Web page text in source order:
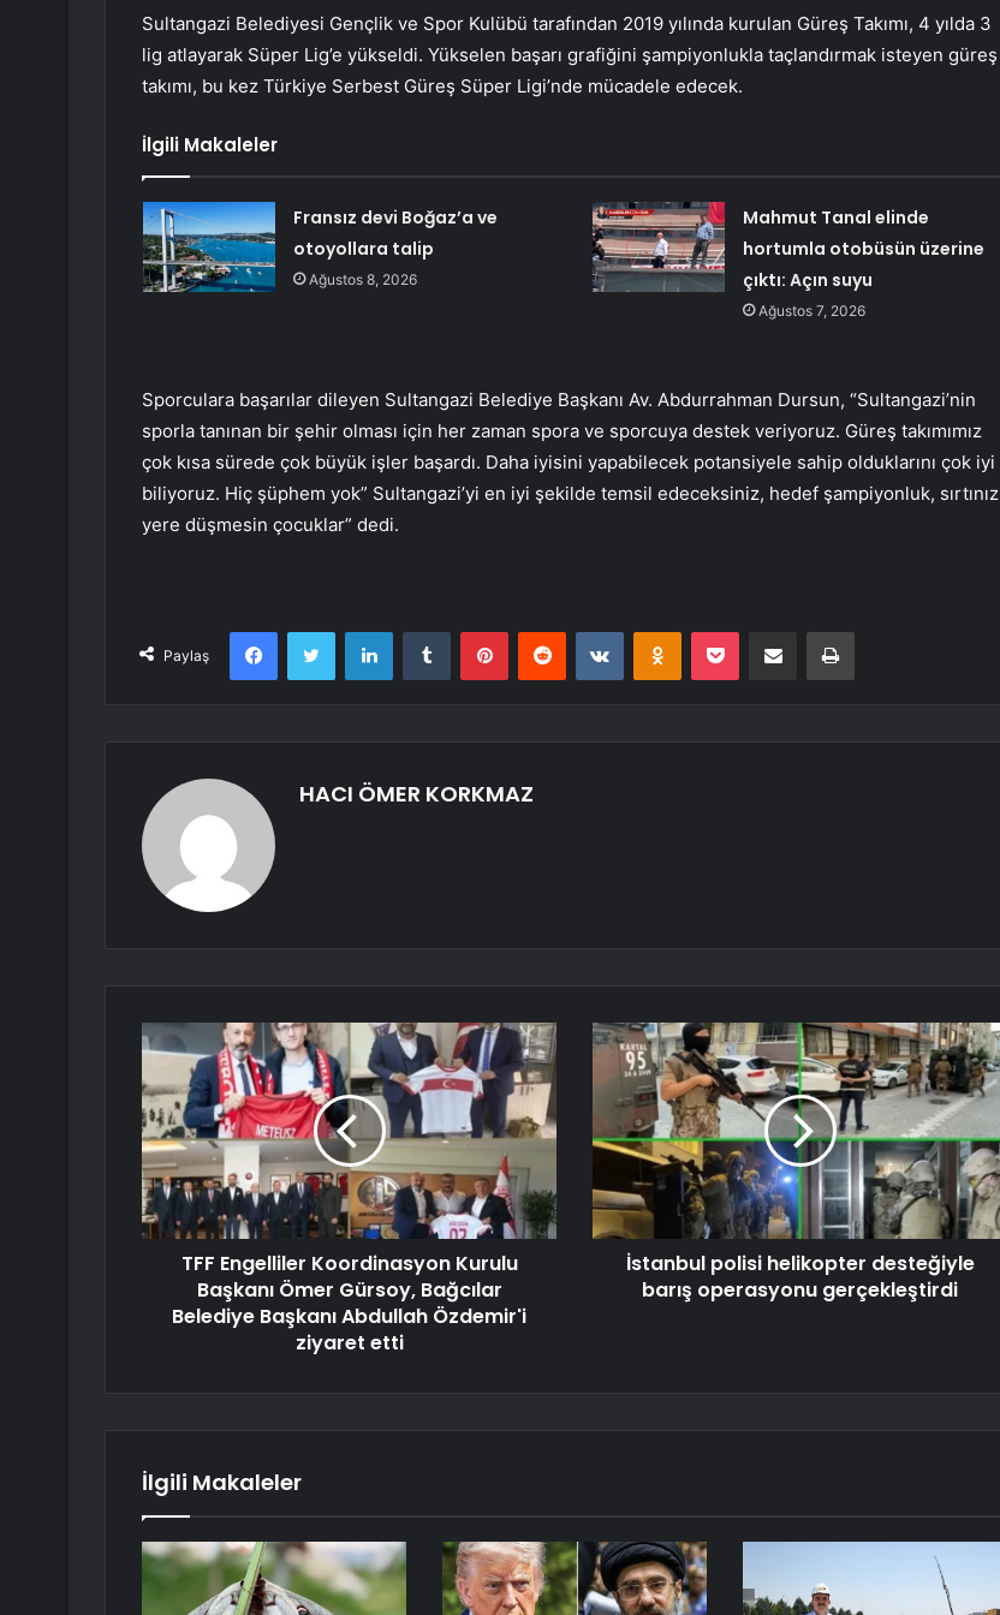
Sultangazi Belediyesi Gençlik ve Spor Kulübü tarafından 2019 yılında kurulan Güreş Takımı, 4 yılda 3
lig atlayarak Süper Lig’e yükseldi. Yükselen başarı grafiğini şampiyonlukla taçlandırmak isteyen güreş
takımı, bu kez Türkiye Serbest Güreş Süper Ligi’nde mücadele edecek.
İlgili Makaleler
Fransız devi Boğaz’a ve
otoyollara talip
Ağustos 8, 2026
Mahmut Tanal elinde
hortumla otobüsün üzerine
çıktı: Açın suyu
Ağustos 7, 2026
Sporculara başarılar dileyen Sultangazi Belediye Başkanı Av. Abdurrahman Dursun, “Sultangazi’nin
sporla tanınan bir şehir olması için her zaman spora ve sporcuya destek veriyoruz. Güreş takımımız
çok kısa sürede çok büyük işler başardı. Daha iyisini yapabilecek potansiyele sahip olduklarını çok iyi
biliyoruz. Hiç şüphem yok” Sultangazi’yi en iyi şekilde temsil edeceksiniz, hedef şampiyonluk, sırtınız
yere düşmesin çocuklar” dedi.
Paylaş
FacebookTwitter LinkedInTumblr PinterestReddit VKontakteOdnoklassniki
Pocket E-Posta ile paylaş Yazdır
HACI ÖMER KORKMAZ
TFF Engelliler Koordinasyon Kurulu
Başkanı Ömer Gürsoy, Bağcılar
Belediye Başkanı Abdullah Özdemir'i
ziyaret etti
İstanbul polisi helikopter desteğiyle
barış operasyonu gerçekleştirdi
İlgili Makaleler